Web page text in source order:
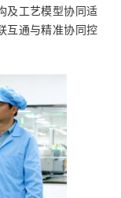
及工艺模型协同适
互通与精准协同控